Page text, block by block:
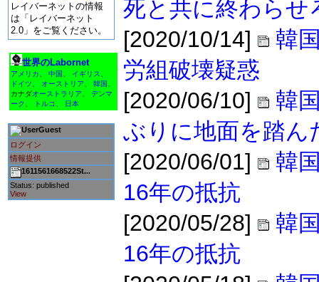
レイバーネットの情報
は「レイバーネット
2.0」をご覧ください。
世界のLabornet
アメリカ 中国 イギリス
ドイツ
オーストリア 韓国
カナダオーストラリア
デンマ
ーク
トルコ 日本
Guest
ログイン
情報提供
1611561668522St...
Status: published
View
死と共に終わらせ
[2020/10/14]
韓
労組破壊疑惑
[2020/06/10]
韓
ぶりに地面を踏ん
[2020/06/01]
韓
16年の抵抗
[2020/05/28]
韓
16年の抵抗